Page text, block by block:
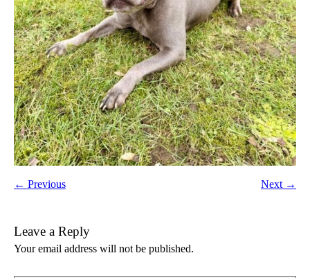
← Previous Next →
Leave a Reply
Your email address will not be published.